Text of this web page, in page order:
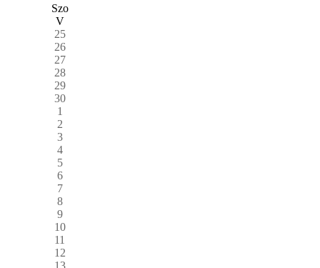
Szo
V
25
26
27
28
29
30
1
2
3
4
5
6
7
8
9
10
11
12
13